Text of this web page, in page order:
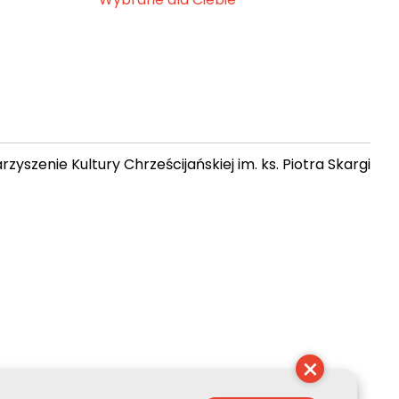
Kultury Chrześcijańskiej im. ks. Piotra Skargi
×